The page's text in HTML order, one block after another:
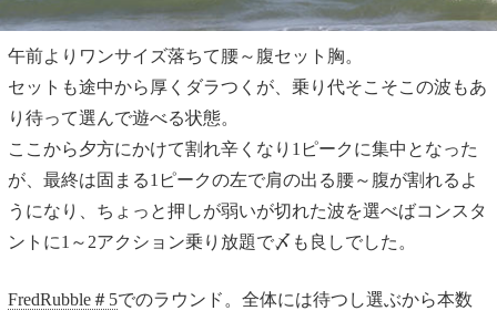
午前よりワンサイズ落ちて腰～腹セット胸。
セットも途中から厚くダラつくが、乗り代そこそこの波もあ
り待って選んで遊べる状態。
ここから夕方にかけて割れ辛くなり1ピークに集中となった
が、最終は固まる1ピークの左で肩の出る腰～腹が割れるよ
うになり、ちょっと押しが弱いが切れた波を選べばコンスタ
ントに1～2アクション乗り放題で〆も良しでした。
FredRubble＃5でのラウンド。全体には待つし選ぶから本数